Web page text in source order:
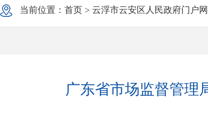
当前位置： 首页 > 云浮市云安区人民政府门户
广东省市场监督管理